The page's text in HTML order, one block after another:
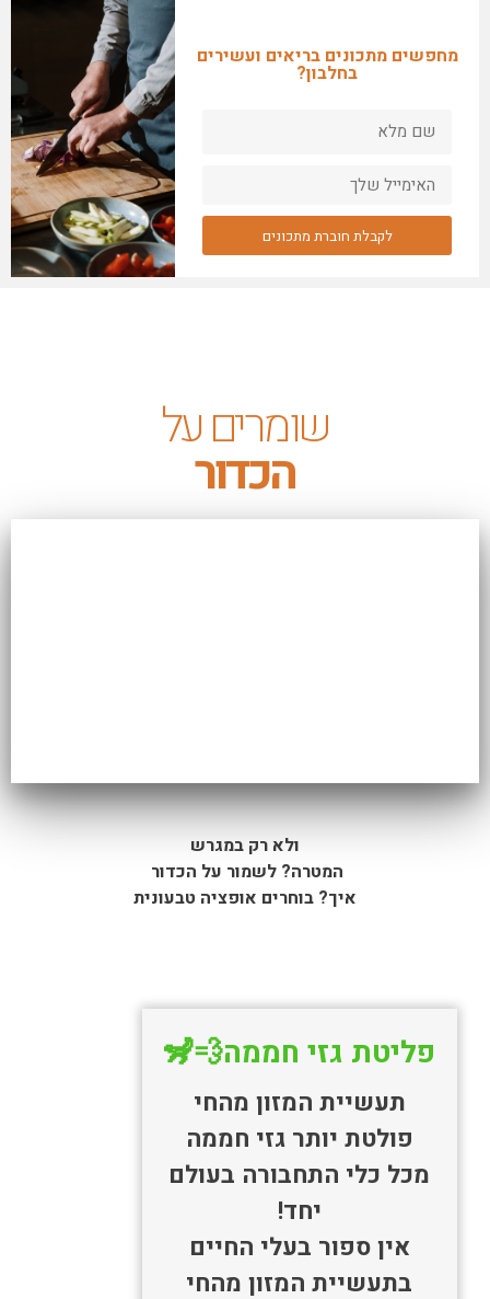
מחפשים מתכונים בריאים ועשירים
בחלבון?
לקבלת חוברת מתכונים
שומרים על
הכדור
ולא רק במגרש
המטרה? לשמור על הכדור
איך? בוחרים אופציה טבעונית
תעשיית המזון מהחי
פולטת יותר גזי חממה
מכל כלי התחבורה בעולם
יחד!
אין ספור בעלי החיים
בתעשיית המזון מהחי
פליטת גזי חממה💨🦨